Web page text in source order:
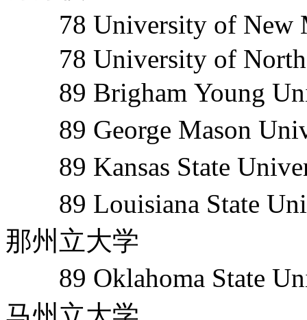
78 University of New
78 University of North
89 Brigham Young
89 George Mason
89 Kansas State
89 Louisiana State
那州立大学
89 Oklahoma State